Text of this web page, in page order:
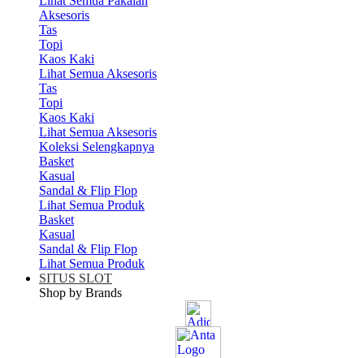
Aksesoris
Tas
Topi
Kaos Kaki
Lihat Semua Aksesoris
Tas
Topi
Kaos Kaki
Lihat Semua Aksesoris
Koleksi Selengkapnya
Basket
Kasual
Sandal & Flip Flop
Lihat Semua Produk
Basket
Kasual
Sandal & Flip Flop
Lihat Semua Produk
SITUS SLOT
Shop by Brands